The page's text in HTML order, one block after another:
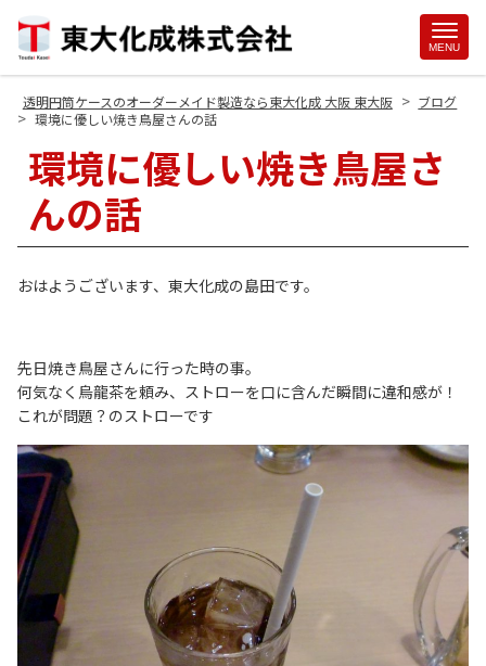
MENU
透明円筒ケースのオーダーメイド製造なら東大化成 大阪 東大阪 > ブログ
> 環境に優しい焼き鳥屋さんの話
環境に優しい焼き鳥屋さ
んの話
おはようございます、東大化成の島田です。
先日焼き鳥屋さんに行った時の事。
何気なく烏龍茶を頼み、ストローを口に含んだ瞬間に違和感が！
これが問題？のストローです
Site
Footer